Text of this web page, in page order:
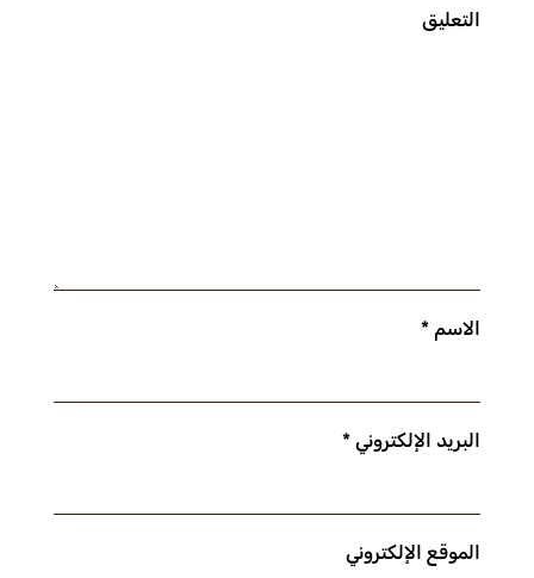
التعليق
الاسم *
البريد الإلكتروني *
الموقع الإلكتروني